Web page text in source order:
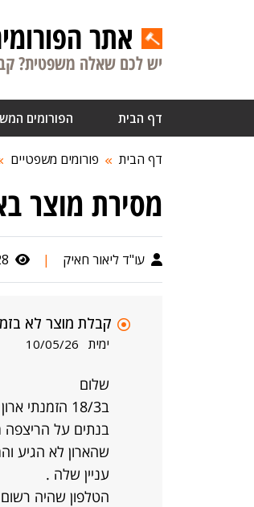
אתר
יש לכם שאלה משפטית?
דף הבית הפורומים
דף הבית פורומים משפטיים
מסירת מוצר
עו"ד ליאור חאיק |
קבלת מוצר לא
ימית 10/05/26
שלום
שהארון לא הגיע
עניין שלה .
הטלפון שהיה